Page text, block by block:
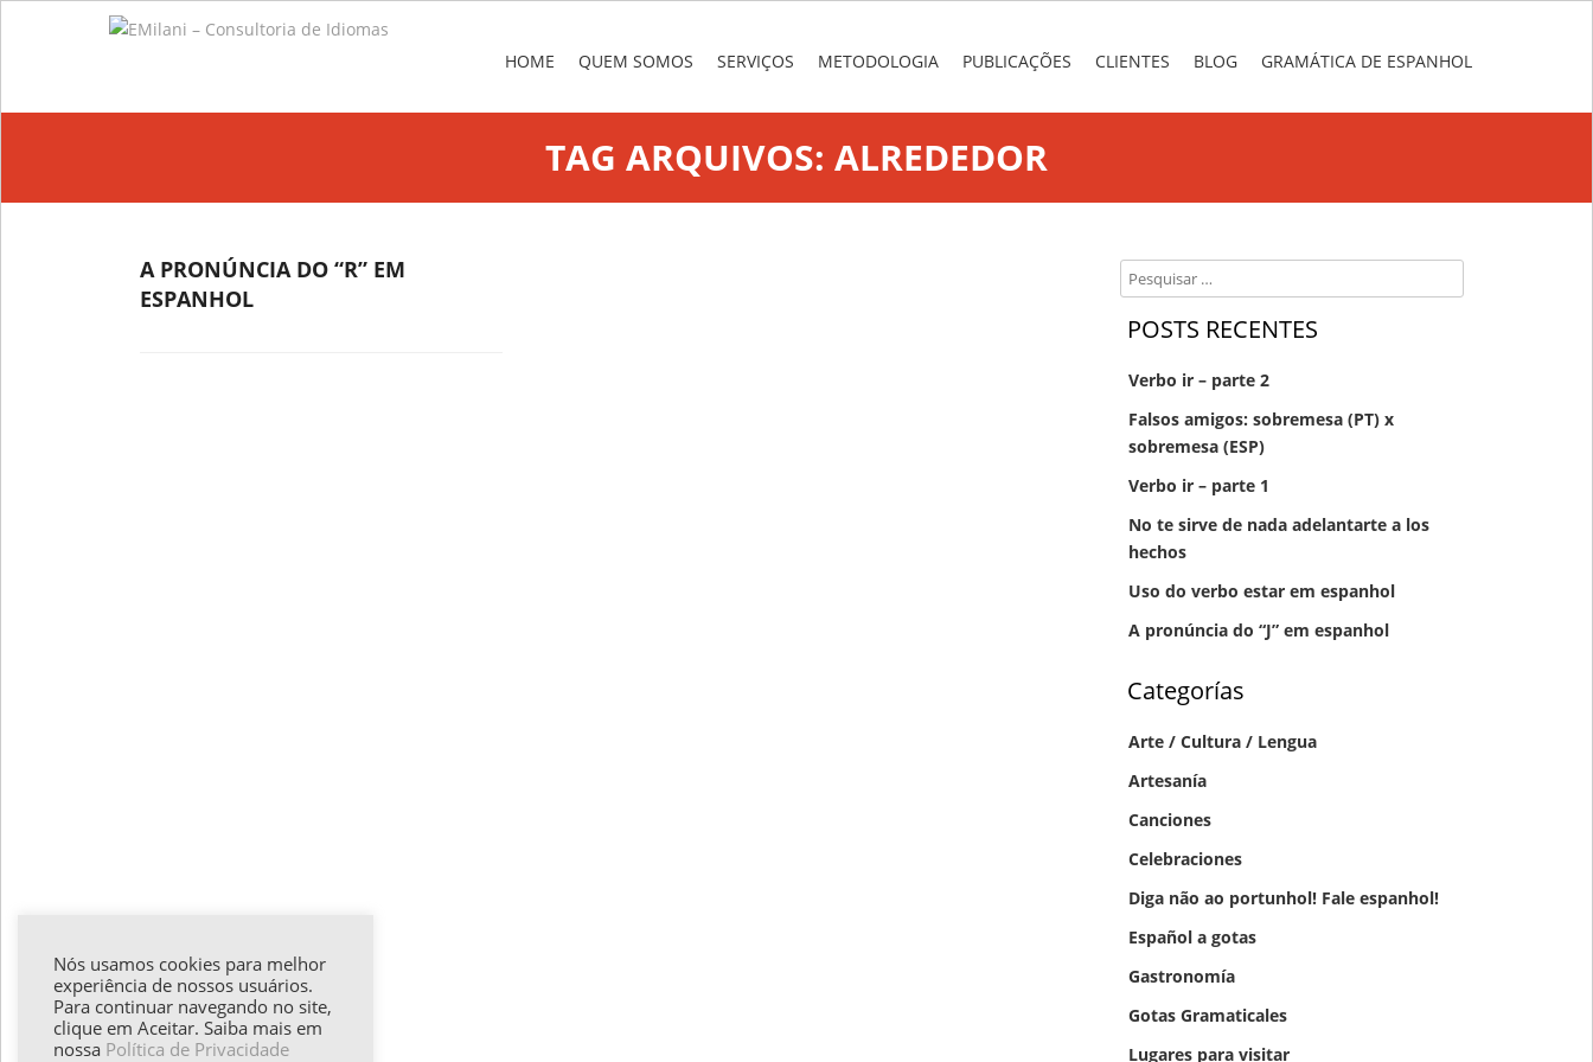
SKIP TO CONTENT
HOME QUEM SOMOS SERVIÇOS METODOLOGIA PUBLICAÇÕES CLIENTES BLOG GRAMÁTICA DE ESPANHOL
TAG ARQUIVOS: ALREDEDOR
A PRONÚNCIA DO “R” EM
ESPANHOL
Search
POSTS RECENTES
Verbo ir – parte 2
Falsos amigos: sobremesa (PT) x
sobremesa (ESP)
Verbo ir – parte 1
No te sirve de nada adelantarte a los
hechos
Uso do verbo estar em espanhol
A pronúncia do “J” em espanhol
Categorías
Arte / Cultura / Lengua
Artesanía
Canciones
Celebraciones
Diga não ao portunhol! Fale espanhol!
Español a gotas‏
Gastronomía
Gotas Gramaticales
Lugares para visitar
Nós usamos cookies para melhor
experiência de nossos usuários.
Para continuar navegando no site,
clique em Aceitar. Saiba mais em
nossa Política de Privacidade